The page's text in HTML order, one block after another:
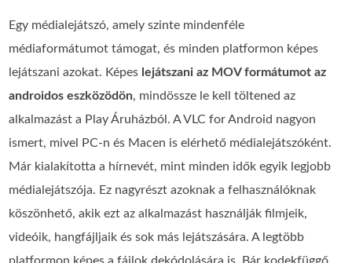
Egy médialejátszó, amely szinte mindenféle
médiaformátumot támogat, és minden platformon képes
lejátszani azokat. Képes lejátszani az MOV formátumot az
androidos eszközödön, mindössze le kell töltened az
alkalmazást a Play Áruházból. A VLC for Android nagyon
ismert, mivel PC‑n és Macen is elérhető médialejátszóként.
Már kialakította a hírnevét, mint minden idők egyik legjobb
médialejátszója. Ez nagyrészt azoknak a felhasználóknak
köszönhető, akik ezt az alkalmazást használják filmjeik,
videóik, hangfájljaik és sok más lejátszására. A legtöbb
platformon képes a fájlok dekódolására is. Bár kodekfüggő,